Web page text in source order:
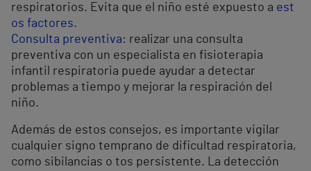
respiratorios. Evita que el niño esté expuesto a est
os factores.
Consulta preventiva: realizar una consulta
preventiva con un especialista en fisioterapia
infantil respiratoria puede ayudar a detectar
problemas a tiempo y mejorar la respiración del
niño.
Además de estos consejos, es importante vigilar
cualquier signo temprano de dificultad respiratoria,
como sibilancias o tos persistente. La detección